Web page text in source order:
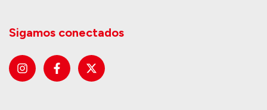
Sigamos conectados